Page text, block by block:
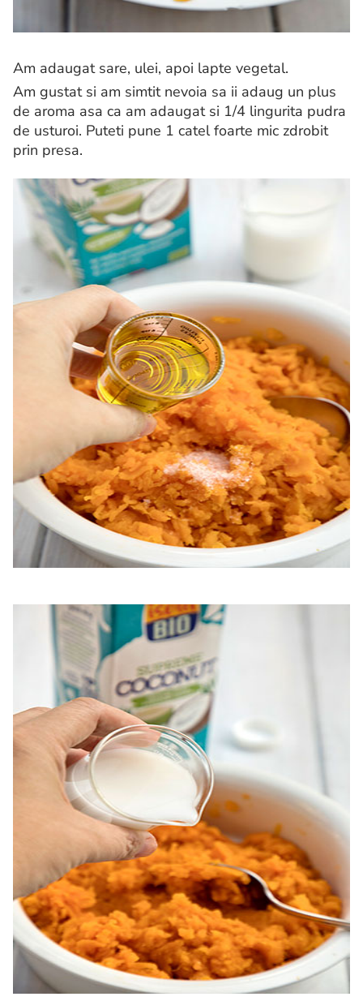
Am adaugat sare, ulei, apoi lapte vegetal.
Am gustat si am simtit nevoia sa ii adaug un plus
de aroma asa ca am adaugat si 1/4 lingurita pudra
de usturoi. Puteti pune 1 catel foarte mic zdrobit
prin presa.